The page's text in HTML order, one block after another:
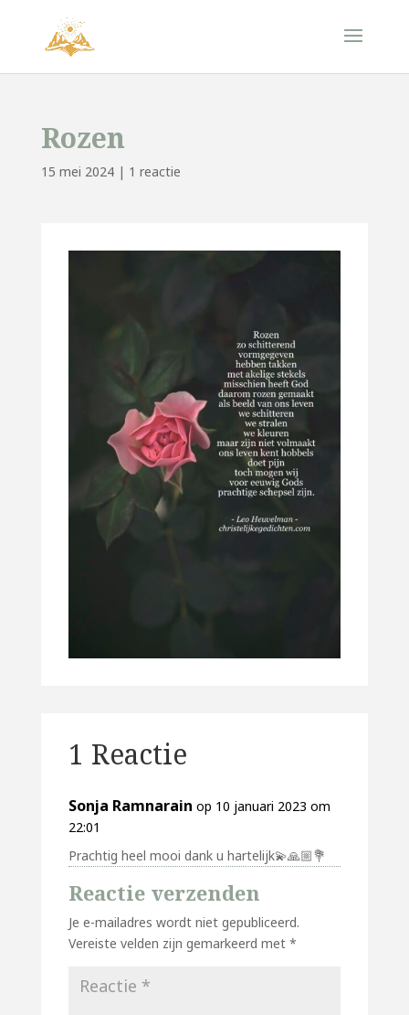
Rozen
15 mei 2024| 1 reactie
1 Reactie
Sonja Ramnarain op 10 januari 2023 om
22:01
Prachtig heel mooi dank u hartelijk💫🙏🏼💐
Reactie verzenden
Je e-mailadres wordt niet gepubliceerd.
Vereiste velden zijn gemarkeerd met *